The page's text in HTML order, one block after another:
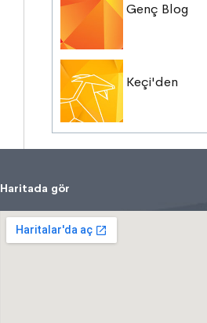
Genç Blog
Keçi'den
Haritada gör